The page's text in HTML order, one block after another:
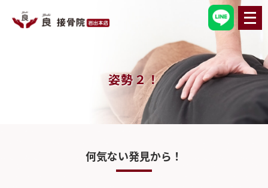
メ
ニ
ュ
ー
を
開
く
姿勢２！
何気ない発見から！